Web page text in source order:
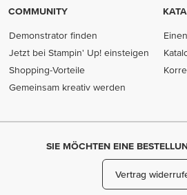
COMMUNITY
Demonstrator finden
Jetzt bei Stampin' Up! einsteigen
Shopping-Vorteile
Gemeinsam kreativ werden
SIE MÖCHTEN EINE
Vertrag